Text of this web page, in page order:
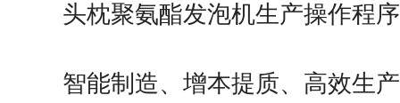
头枕聚氨酯发泡机生产操作程序
智能制造、增本提质、高效生